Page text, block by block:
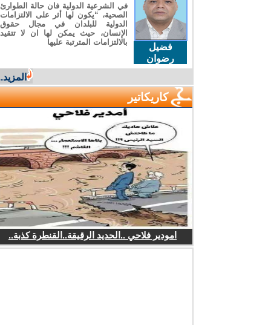
فضيل
رضوان
في الشرعية الدولية فان حالة الطوارئ
الصحية، “يكون لها أثر على الالتزامات
الدولية للبلدان في مجال حقوق
الإنسان، حيث يمكن لها ان لا تتقيد
بالالتزامات المترتبة عليها
المزيد...
كاريكاتير
امودير فلاحي ..الحديد الرقيقة..القنطرة كذبة..